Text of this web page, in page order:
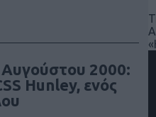
2000:
Hunley, ενός